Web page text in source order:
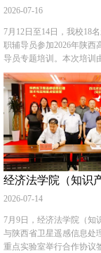
享、公安学术报告会、办
摩等系列活动，为全国公
设划定发展蓝图、明确工
稿：公安学院 撰稿：胡翔
敏）
行的过渡；立足学校法治
建可复制、可推广的思政
深耕思政育人研究、产出
冲刺省级、国家级育人示
要切实将工作室建设成为
成长的“练兵场”、学生思
的“主阵地”、学生工作创
田”，持续增强学校思政
力、辐射力与竞争力。 （
工部、学生处 撰稿：余瑞
纲）
2026-07-16
7月12日至14日，我校18
职辅导员参加2026年陕西
导员专题培训。本次培训
育工委学工部指导，陕西
院主办。 本次培训邀请多
家学者开展专题授课。培
能力素养提升、心理危机
政育人、舆情应对处置、
等内容开展，同时设置素
动，以“理论授课+实践赋
训模式，全方位帮助新晋
业基础、精进业务本领，
学员进行交流发言，他结
享了自身学习感悟与工作
训有效提升了新进辅导员
2026-07-14
7月9日，经济法学院（知
与陕西省卫星遥感信息处
重点实验室举行合作协议